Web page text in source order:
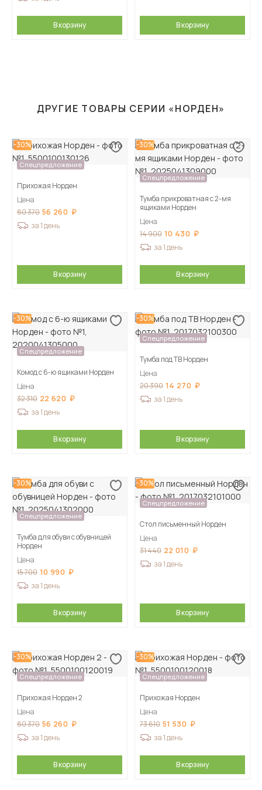
В корзину В корзину
ДРУГИЕ ТОВАРЫ СЕРИИ «НОРДЕН»
-30%
Спецпредложение
Прихожая Норден
Цена
80 370 56 260
за 1 день
В корзину
-30%
Спецпредложение
Тумба прикроватная с 2-мя
ящиками Норден
Цена
14 900 10 430
за 1 день
В корзину
-30%
Спецпредложение
Комод с 6-ю ящиками Норден
Цена
32 310 22 620
за 1 день
В корзину
-30%
Спецпредложение
Тумба под ТВ Норден
Цена
20 390 14 270
за 1 день
В корзину
-30%
Спецпредложение
Тумба для обуви с обувницей
Норден
Цена
15 700 10 990
за 1 день
В корзину
-30%
Спецпредложение
Стол письменный Норден
Цена
31 440 22 010
за 1 день
В корзину
-30%
Спецпредложение
Прихожая Норден 2
Цена
80 370 56 260
за 1 день
В корзину
-30%
Спецпредложение
Прихожая Норден
Цена
73 610 51 530
за 1 день
В корзину